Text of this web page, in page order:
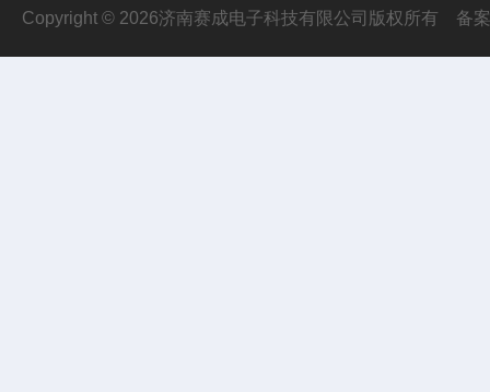
Copyright © 2026济南赛成电子科技有限公司版权所有 备